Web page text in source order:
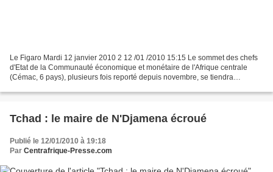
Le Figaro Mardi 12 janvier 2010 2 12 /01 /2010 15:15 Le sommet des chefs
d'Etat de la Communauté économique et monétaire de l'Afrique centrale
(Cémac, 6 pays), plusieurs fois reporté depuis novembre, se tiendra
Tchad : le maire de N'Djamena écroué
Publié le 12/01/2010 à 19:18
Par Centrafrique-Presse.com